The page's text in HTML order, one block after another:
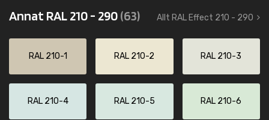
Annat RAL 210 - 290(63) Allt RAL Effect 210 - 290
RAL 210-1 RAL 210-2 RAL 210-3
RAL 210-4 RAL 210-5 RAL 210-6